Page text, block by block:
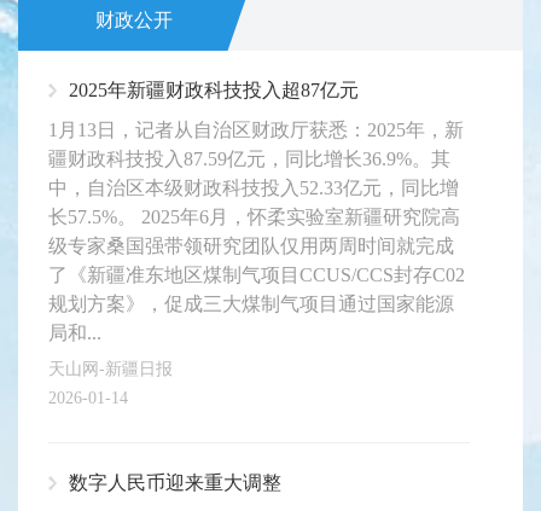
财政公开
2025年新疆财政科技投入超87亿元
1月13日，记者从自治区财政厅获悉：2025年，新
疆财政科技投入87.59亿元，同比增长36.9%。其
中，自治区本级财政科技投入52.33亿元，同比增
长57.5%。 2025年6月，怀柔实验室新疆研究院高
级专家桑国强带领研究团队仅用两周时间就完成
了《新疆准东地区煤制气项目CCUS/CCS封存C02
规划方案》，促成三大煤制气项目通过国家能源
局和...
天山网-新疆日报
2026-01-14
数字人民币迎来重大调整